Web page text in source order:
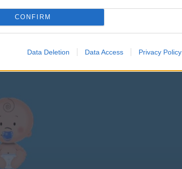
CONFIRM
Data Deletion Data Access Privacy Policy